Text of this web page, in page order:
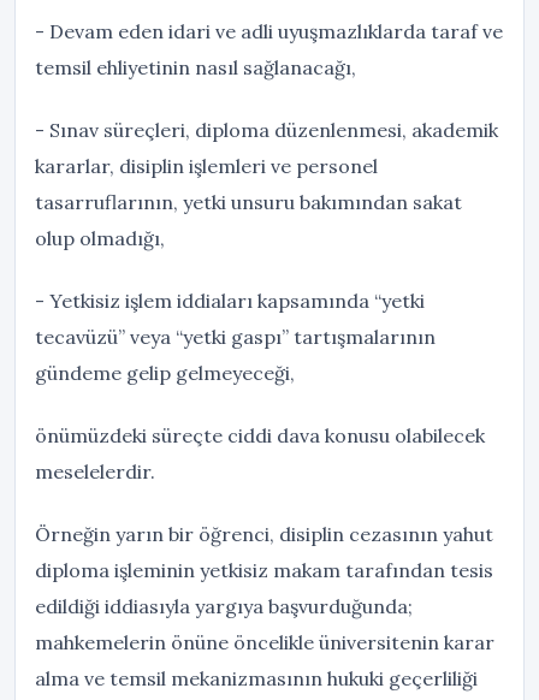
- Devam eden idari ve adli uyuşmazlıklarda taraf ve
temsil ehliyetinin nasıl sağlanacağı,
- Sınav süreçleri, diploma düzenlenmesi, akademik
kararlar, disiplin işlemleri ve personel
tasarruflarının, yetki unsuru bakımından sakat
olup olmadığı,
- Yetkisiz işlem iddiaları kapsamında “yetki
tecavüzü” veya “yetki gaspı” tartışmalarının
gündeme gelip gelmeyeceği,
önümüzdeki süreçte ciddi dava konusu olabilecek
meselelerdir.
Örneğin yarın bir öğrenci, disiplin cezasının yahut
diploma işleminin yetkisiz makam tarafından tesis
edildiği iddiasıyla yargıya başvurduğunda;
mahkemelerin önüne öncelikle üniversitenin karar
alma ve temsil mekanizmasının hukuki geçerliliği